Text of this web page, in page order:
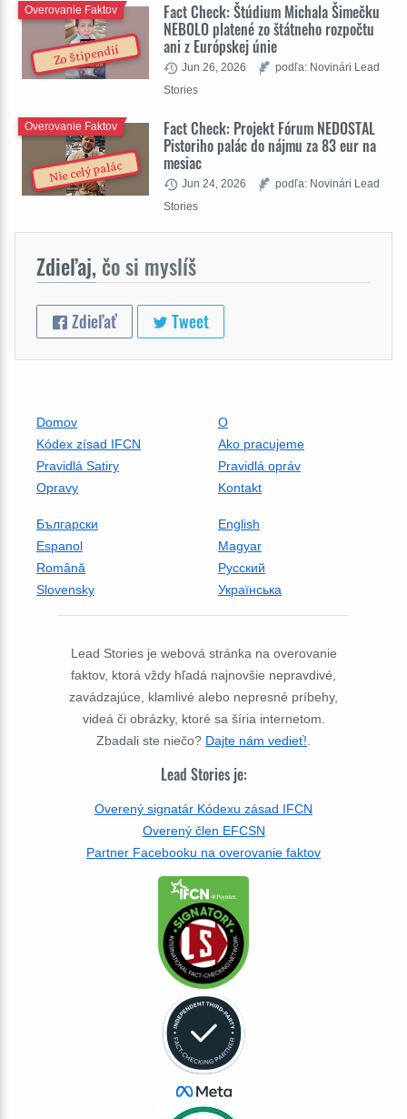
Zo štipendií
Fact Check: Štúdium Michala Šimečku
NEBOLO platené zo štátneho rozpočtu
ani z Európskej únie
Overovanie Faktov
Jun 26, 2026
podľa: Novinári Lead
Stories
Nie celý palác
Fact Check: Projekt Fórum NEDOSTAL
Pistoriho palác do nájmu za 83 eur na
mesiac
Overovanie Faktov
Jun 24, 2026
podľa: Novinári Lead
Stories
Zdieľaj, čo si myslíš
Zdieľať Tweet
Domov
O
Kódex zísad IFCN
Ako pracujeme
Pravidlá Satiry
Pravidlá opráv
Opravy
Kontakt
Български
English
Espanol
Magyar
Română
Русский
Slovensky
Українська
Lead Stories je webová stránka na overovanie
faktov, ktorá vždy hľadá najnovšie nepravdivé,
zavádzajúce, klamlivé alebo nepresné príbehy,
videá či obrázky, ktoré sa šíria internetom.
Zbadali ste niečo? Dajte nám vedieť!.
Lead Stories je:
Overený signatár Kódexu zásad IFCN
Overený člen EFCSN
Partner Facebooku na overovanie faktov